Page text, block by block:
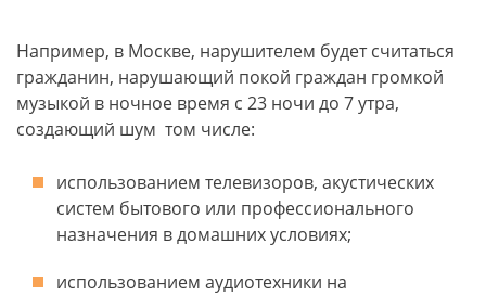
Например, в Москве, нарушителем будет считаться
гражданин, нарушающий покой граждан громкой
музыкой в ночное время с 23 ночи до 7 утра,
создающий шум том числе:
использованием телевизоров, акустических
систем бытового или профессионального
назначения в домашних условиях;
использованием аудиотехники на